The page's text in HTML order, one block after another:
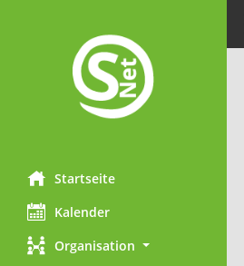
Startseite
Kalender
Organisation